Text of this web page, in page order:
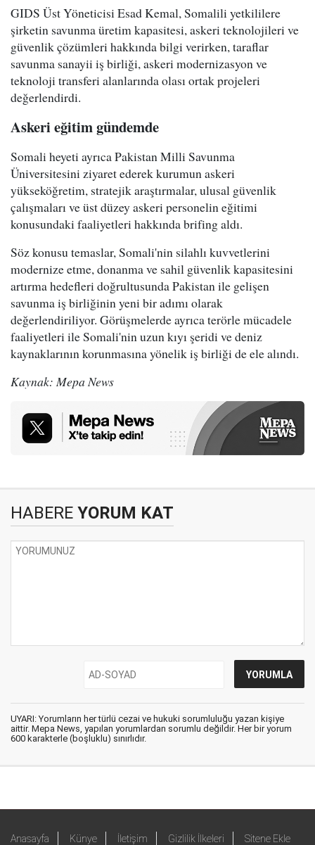
GIDS Üst Yöneticisi Esad Kemal, Somalili yetkililere
şirketin savunma üretim kapasitesi, askeri teknolojileri ve
güvenlik çözümleri hakkında bilgi verirken, taraflar
savunma sanayii iş birliği, askeri modernizasyon ve
teknoloji transferi alanlarında olası ortak projeleri
değerlendirdi.
Askeri eğitim gündemde
Somali heyeti ayrıca Pakistan Milli Savunma
Üniversitesini ziyaret ederek kurumun askeri
yükseköğretim, stratejik araştırmalar, ulusal güvenlik
çalışmaları ve üst düzey askeri personelin eğitimi
konusundaki faaliyetleri hakkında brifing aldı.
Söz konusu temaslar, Somali'nin silahlı kuvvetlerini
modernize etme, donanma ve sahil güvenlik kapasitesini
artırma hedefleri doğrultusunda Pakistan ile gelişen
savunma iş birliğinin yeni bir adımı olarak
değerlendiriliyor. Görüşmelerde ayrıca terörle mücadele
faaliyetleri ile Somali'nin uzun kıyı şeridi ve deniz
kaynaklarının korunmasına yönelik iş birliği de ele alındı.
Kaynak: Mepa News
HABERE YORUM KAT
UYARI: Yorumların her türlü cezai ve hukuki sorumluluğu yazan kişiye
aittir. Mepa News, yapılan yorumlardan sorumlu değildir. Her bir yorum
600 karakterle (boşluklu) sınırlıdır.
Anasayfa Künye İletişim Gizlilik İlkeleri Sitene Ekle